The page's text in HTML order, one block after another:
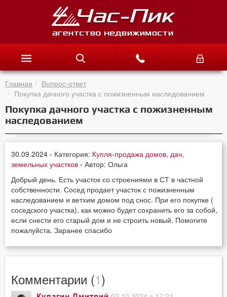
Главная
Вопрос-ответ
Покупка дачного участка с пожизненным наследованием
Покупка дачного участка с пожизненным
наследованием
30.09.2024 › Категория: Купля-продажа домов, дач,
земельных участков › Автор: Ольга
Добрый день. Есть участок со строениями в СТ в частной
собственности. Сосед продает участок с пожизненным
наследованием и ветхим домом под снос. При его покупке (
соседского участка), как можно будет сохранить его за собой,
если снести его старый дом и не строить новый. Помогите
пожалуйста. Заранее спасибо
Комментарии (1)